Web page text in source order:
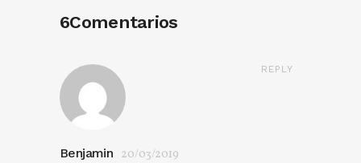
6Comentarios
REPLY
Benjamin 20/03/2019